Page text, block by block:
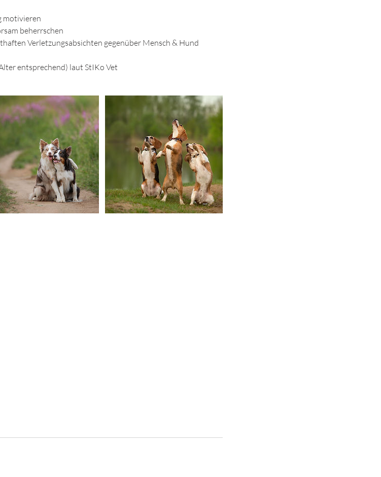
motivieren
beherrschen
Verletzungsabsichten gegenüber Mensch & Hund
entsprechend) laut StIKo Vet